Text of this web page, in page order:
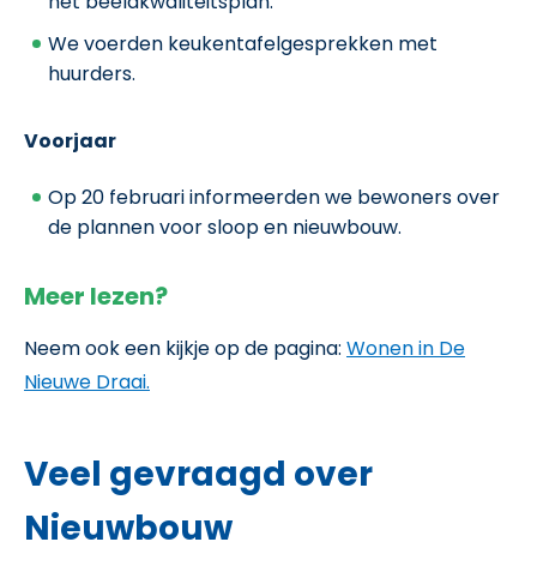
We voerden keukentafelgesprekken met
huurders.
Voorjaar
Op 20 februari informeerden we bewoners over
de plannen voor sloop en nieuwbouw.
Meer lezen?
Neem ook een kijkje op de pagina: Wonen in De
Nieuwe Draai.
Veel gevraagd over
Nieuwbouw